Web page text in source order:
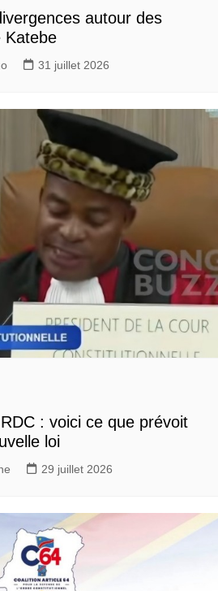
autour des
Katebe
31 juillet 2026
: voici ce que prévoit
loi
29 juillet 2026